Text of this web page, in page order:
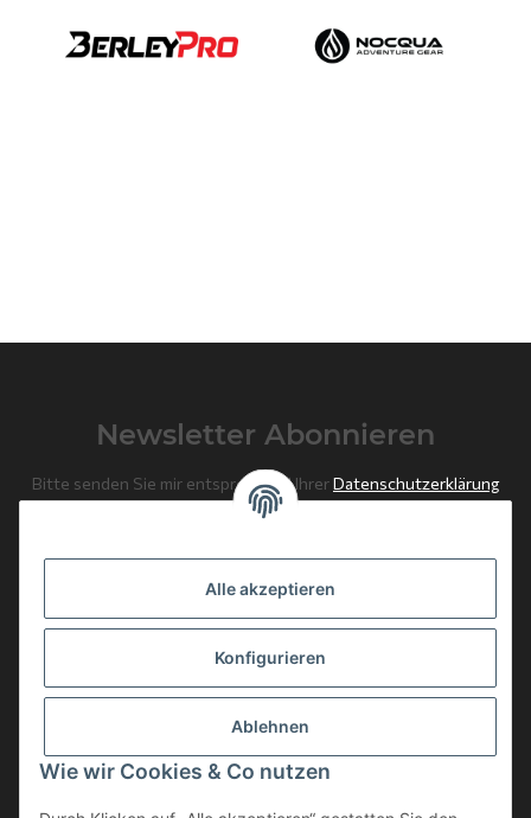
Alle akzeptieren
Konfigurieren
Ablehnen
Wie wir Cookies & Co nutzen
Newsletter Abonnieren
Bitte senden Sie mir entsprechend IhrerDatenschutzerklärung
regelmäßig und jederzeit widerruflich Informationen zu Ihrem
Newsletter Abonnieren